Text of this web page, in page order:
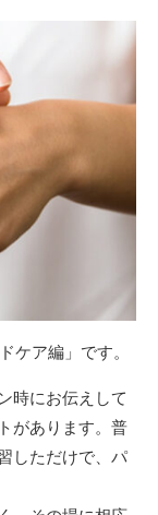
ケア編」です。
時にお伝えして
があります。普
しただけで、パ